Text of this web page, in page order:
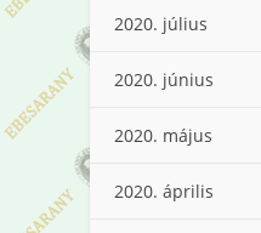
2020. július
2020. június
2020. május
2020. április